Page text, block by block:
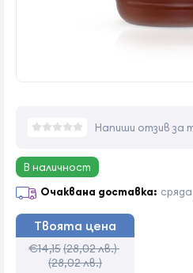
Напиши отзив за
В наличност
Очаквана доставка:
Твоята цена
€14,15(28,02 лв.)
(28,02 лв.)